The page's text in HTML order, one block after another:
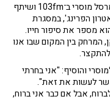
השחקן האהוב דדי זהר התארח באולפנה של מרסל מוסרי ב־103fm ושיתף
הפרינג', במסגרת
מספר את סיפור חייו.
בין המקום שבו אנו
להתקצר.
והוסיף: "אני בחרתי
לעשות את זאת".
אבל אם כבר אני ברוח,